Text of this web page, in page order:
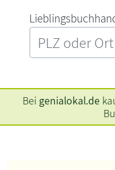
Bei genialokal.de